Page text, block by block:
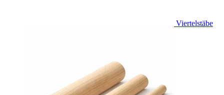
Viertelstäbe